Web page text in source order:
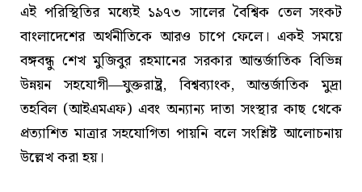
এই পরিস্থিতির মধ্যেই ১৯৭৩ সালের বৈশ্বিক তেল সংকট
বাংলাদেশের অর্থনীতিকে আরও চাপে ফেলে। একই সময়ে
বঙ্গবন্ধু শেখ মুজিবুর রহমানের সরকার আন্তর্জাতিক বিভিন্ন
উন্নয়ন সহযোগী—যুক্তরাষ্ট্র, বিশ্বব্যাংক, আন্তর্জাতিক মুদ্রা
তহবিল (আইএমএফ) এবং অন্যান্য দাতা সংস্থার কাছ থেকে
প্রত্যাশিত মাত্রার সহযোগিতা পায়নি বলে সংশ্লিষ্ট আলোচনায়
উল্লেখ করা হয়।